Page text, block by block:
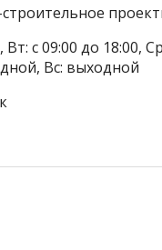
с 09:00 до 18:00,
Вс: выходной